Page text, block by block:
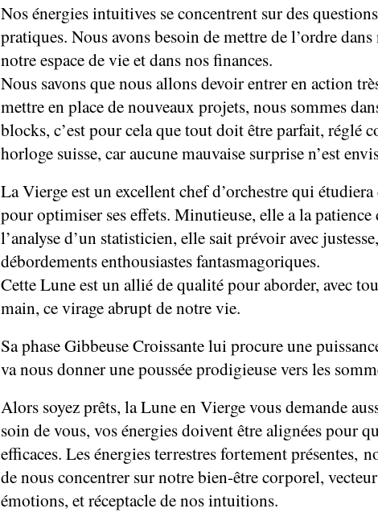
Nos énergies intuitives se concentrent sur des
pratiques. Nous avons besoin de mettre de l’ordre dans
notre espace de vie et dans nos finances.
Nous savons que nous allons devoir entrer en action
mettre en place de nouveaux projets, nous sommes
blocks, c’est pour cela que tout doit être parfait, réglé
horloge suisse, car aucune mauvaise surprise n’est
La Vierge est un excellent chef d’orchestre qui
pour optimiser ses effets. Minutieuse, elle a la patience
l’analyse d’un statisticien, elle sait prévoir avec
débordements enthousiastes fantasmagoriques.
Cette Lune est un allié de qualité pour aborder, avec
main, ce virage abrupt de notre vie.
Sa phase Gibbeuse Croissante lui procure une
va nous donner une poussée prodigieuse vers les
Alors soyez prêts, la Lune en Vierge vous demande
soin de vous, vos énergies doivent être alignées pour
efficaces. Les énergies terrestres fortement présentes,
de nous concentrer sur notre bien-être corporel,
émotions, et réceptacle de nos intuitions.